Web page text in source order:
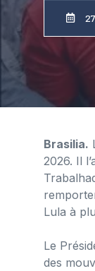
Brasilia.
2026. Il
Lula à
Le
des